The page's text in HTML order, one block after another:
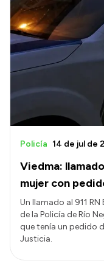
Viedma:
mujer con
Policía 14 de jul de
Un llamado al 911
de la Policía de Río
que tenía un pedido
Justicia.